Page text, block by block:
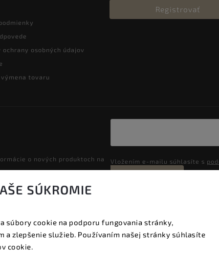
SÚKROMIE
súbory cookie na podporu fungovania stránky,
a zlepšenie služieb. Používaním našej stránky súhlasíte
cookie.
ochrany osobných údajov
tovaru
Registrovať
o nových produktoch na
Vložením e-mailu súhlasíte s
Copyright 2026 Vyzeraj dobre. Všetky práva vyhradené.
Upraviť nastavenie cookies